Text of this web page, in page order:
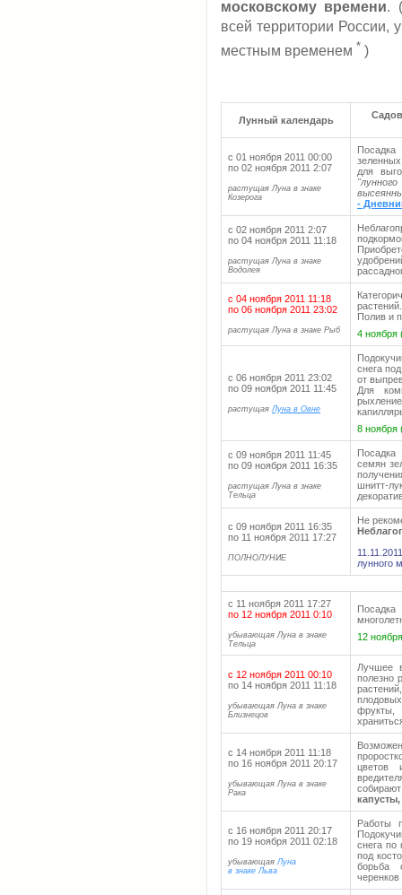
московскому времени.
всей территории России,
местным временем * )
Лунный календарь
с 01 ноября 2011 00:00
по 02 ноября 2011 2:07
растущая Луна в знаке
Козерога
Посадка
для
-
с 02 ноября 2011 2:07
по 04 ноября 2011 11:18
растущая Луна в знаке
Водолея
с 04 ноября 2011 11:18
по 06 ноября 2011 23:02
растущая Луна в знаке Рыб
Полив и
4 ноября
с 06 ноября 2011 23:02
по 09 ноября 2011 11:45
растущаяЛуна в Овне
снега
от
Для
8 ноября
с 09 ноября 2011 11:45
по 09 ноября 2011 16:35
растущая Луна в знаке
Тельца
Посадка
семян
шнитт-
с 09 ноября 2011 16:35
по 11 ноября 2011 17:27
ПОЛНОЛУНИЕ
Не
лунного
с 11 ноября 2011 17:27
по 12 ноября 2011 0:10
убывающая Луна в знаке
Тельца
12
с 12 ноября 2011 00:10
по 14 ноября 2011 11:18
убывающая Луна в знаке
Близнецов
Лучшее
полезно
фрукты,
с 14 ноября 2011 11:18
по 16 ноября 2011 20:17
убывающая Луна в знаке
Рака
цветов
с 16 ноября 2011 20:17
по 19 ноября 2011 02:18
убывающаяЛуна
в знаке Льва
Работы
снега по
под
борьба